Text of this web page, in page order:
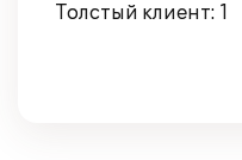
Толстый клиент: 1